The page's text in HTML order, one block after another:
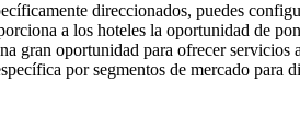
direccionados, puedes
a los hoteles la oportunidad de
gran oportunidad para ofrecer
por segmentos de mercado para